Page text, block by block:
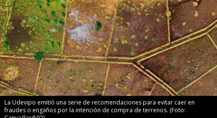
La Udevipo emitió una serie de recomendaciones para evitar caer en
fraudes o engaños por la intención de compra de terrenos. (Foto: